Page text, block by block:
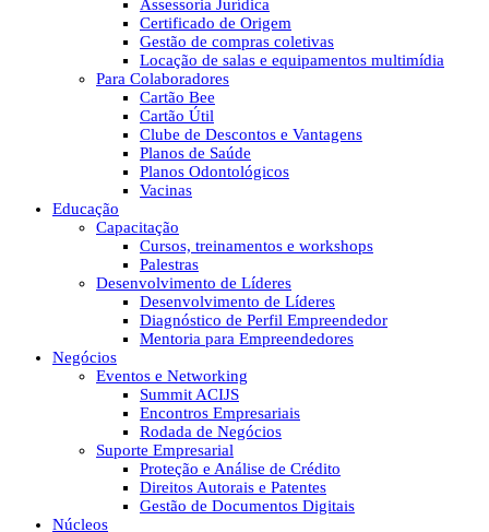
Assessoria Jurídica
Certificado de Origem
Gestão de compras coletivas
Locação de salas e equipamentos multimídia
Para Colaboradores
Cartão Bee
Cartão Útil
Clube de Descontos e Vantagens
Planos de Saúde
Planos Odontológicos
Vacinas
Educação
Capacitação
Cursos, treinamentos e workshops
Palestras
Desenvolvimento de Líderes
Desenvolvimento de Líderes
Diagnóstico de Perfil Empreendedor
Mentoria para Empreendedores
Negócios
Eventos e Networking
Summit ACIJS
Encontros Empresariais
Rodada de Negócios
Suporte Empresarial
Proteção e Análise de Crédito
Direitos Autorais e Patentes
Gestão de Documentos Digitais
Núcleos